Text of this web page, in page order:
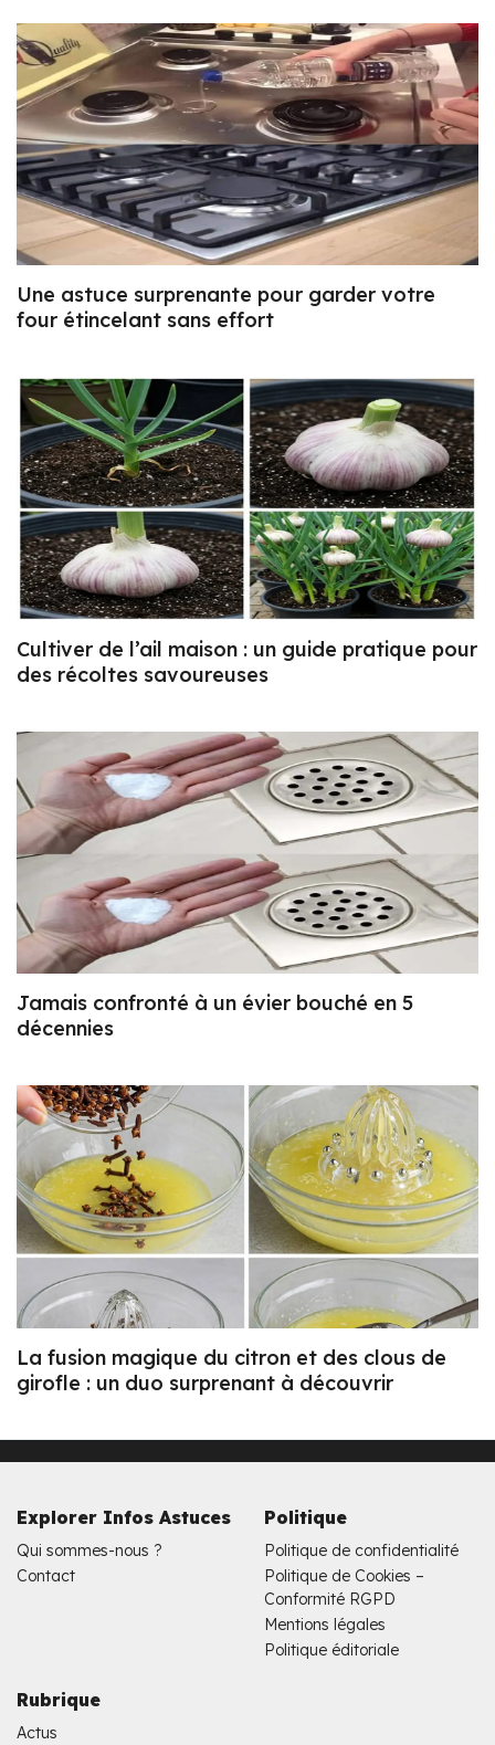
Une astuce surprenante pour garder votre
four étincelant sans effort
Cultiver de l’ail maison : un guide pratique pour
des récoltes savoureuses
Jamais confronté à un évier bouché en 5
décennies
La fusion magique du citron et des clous de
girofle : un duo surprenant à découvrir
Explorer Infos Astuces
Qui sommes-nous ?
Contact
Politique
Politique de confidentialité
Politique de Cookies –
Conformité RGPD
Mentions légales
Politique éditoriale
Rubrique
Actus